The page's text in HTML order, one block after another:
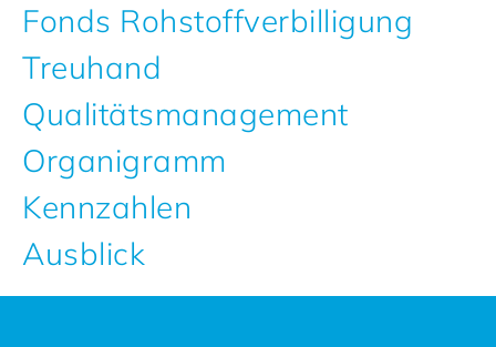
Fonds Rohstoffverbilligung
Treuhand
Qualitätsmanagement
Organigramm
Kennzahlen
Ausblick